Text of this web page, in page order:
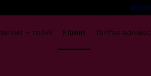
931
+ móvil Filmin Tarifas